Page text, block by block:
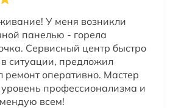
У меня возникли
панелью - горела
Сервисный центр быстро
ситуации, предложил
ремонт оперативно. Мастер
профессионализма и
всем!